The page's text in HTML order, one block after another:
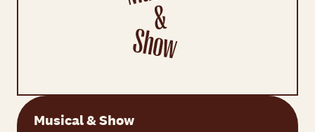
Musical & Show